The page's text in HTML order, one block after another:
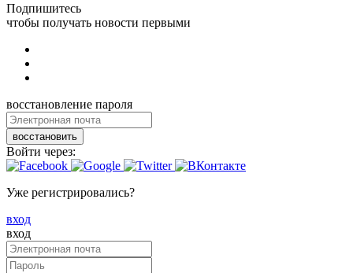
Подпишитесь
чтобы получать новости первыми
восстановление пароля
восстановить
Войти через:
Уже регистрировались?
вход
вход